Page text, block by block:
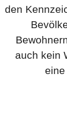
den
auch kein